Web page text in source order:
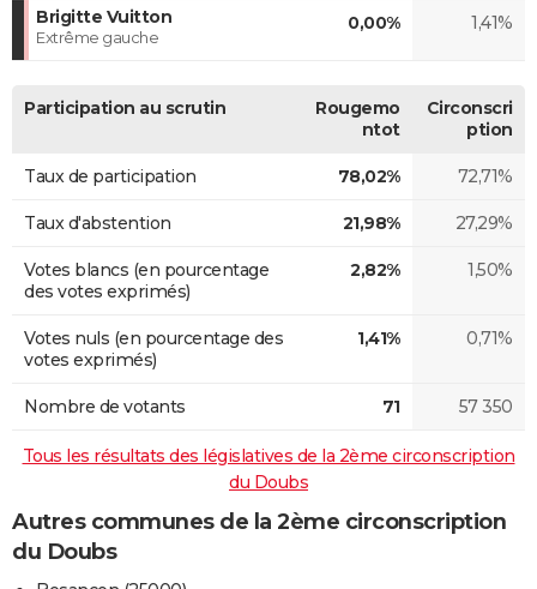
Brigitte Vuitton
Extrême gauche
0,00% 1,41%
Participation au scrutin
Rougemo
ntot
Circonscri
ption
Taux de participation 78,02% 72,71%
Taux d'abstention 21,98% 27,29%
Votes blancs (en pourcentage
des votes exprimés)
2,82% 1,50%
Votes nuls (en pourcentage des
votes exprimés)
1,41% 0,71%
Nombre de votants 71 57 350
Tous les résultats des législatives de la 2ème circonscription
du Doubs
Autres communes de la 2ème circonscription
du Doubs